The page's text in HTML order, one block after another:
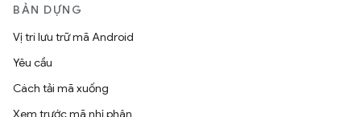
BẢN DỰNG
Vị trí lưu trữ mã Android
Yêu cầu
Cách tải mã xuống
Xem trước mã nhị phân